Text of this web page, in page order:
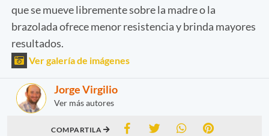
que se mueve libremente sobre la madre o la
brazolada ofrece menor resistencia y brinda mayores
resultados.
Ver galería de imágenes
Jorge Virgilio
Ver más autores
COMPARTILA